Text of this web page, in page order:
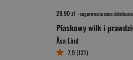
29,90 zł - sugerowana cena detaliczna
Åsa Lind
7,9 (121)